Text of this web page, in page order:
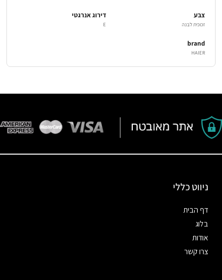
צבע
זכוכית לבנה
דירוג אנרגטי
E
brand
HAIER
ניווט כללי
דף הבית
בלוג
אודות
צרו קשר